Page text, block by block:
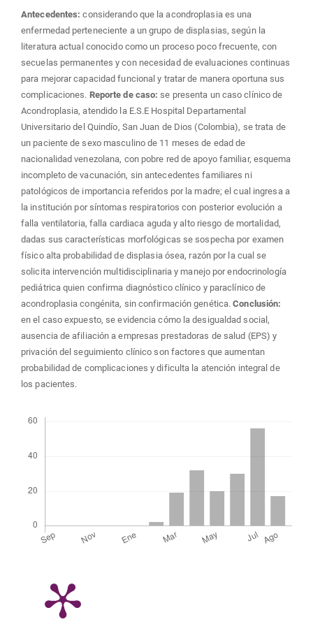
Antecedentes:considerando que la acondroplasia es una
enfermedad perteneciente a un grupo de displasias, según la
literatura actual conocido como un proceso poco frecuente, con
secuelas permanentes y con necesidad de evaluaciones continuas
para mejorar capacidad funcional y tratar de manera oportuna sus
complicaciones. Reporte de caso: se presenta un caso clínico de
Acondroplasia, atendido la E.S.E Hospital Departamental
Universitario del Quindío, San Juan de Dios (Colombia), se trata de
un paciente de sexo masculino de 11 meses de edad de
nacionalidad venezolana, con pobre red de apoyo familiar, esquema
incompleto de vacunación, sin antecedentes familiares ni
patológicos de importancia referidos por la madre; el cual ingresa a
la institución por síntomas respiratorios con posterior evolución a
falla ventilatoria, falla cardiaca aguda y alto riesgo de mortalidad,
dadas sus características morfológicas se sospecha por examen
físico alta probabilidad de displasia ósea, razón por la cual se
solicita intervención multidisciplinaria y manejo por endocrinología
pediátrica quien confirma diagnóstico clínico y paraclínico de
acondroplasia congénita, sin confirmación genética.Conclusión:
en el caso expuesto, se evidencia cómo la desigualdad social,
ausencia de afiliación a empresas prestadoras de salud (EPS) y
privación del seguimiento clínico son factores que aumentan
probabilidad de complicaciones y dificulta la atención integral de
los pacientes.